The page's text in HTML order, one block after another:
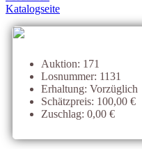
Katalogseite
Auktion: 171
Losnummer: 1131
Erhaltung: Vorzüglich
Schätzpreis: 100,00 €
Zuschlag: 0,00 €